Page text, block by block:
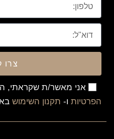
אני מאשר/ת שקראתי,
הפרטיות ו- תקנון השימוש
צרו